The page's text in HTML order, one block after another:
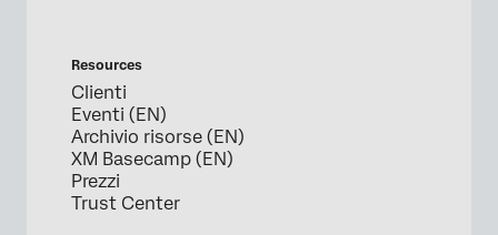
Resources
Clienti
Eventi (EN)
Archivio risorse (EN)
XM Basecamp (EN)
Prezzi
Trust Center